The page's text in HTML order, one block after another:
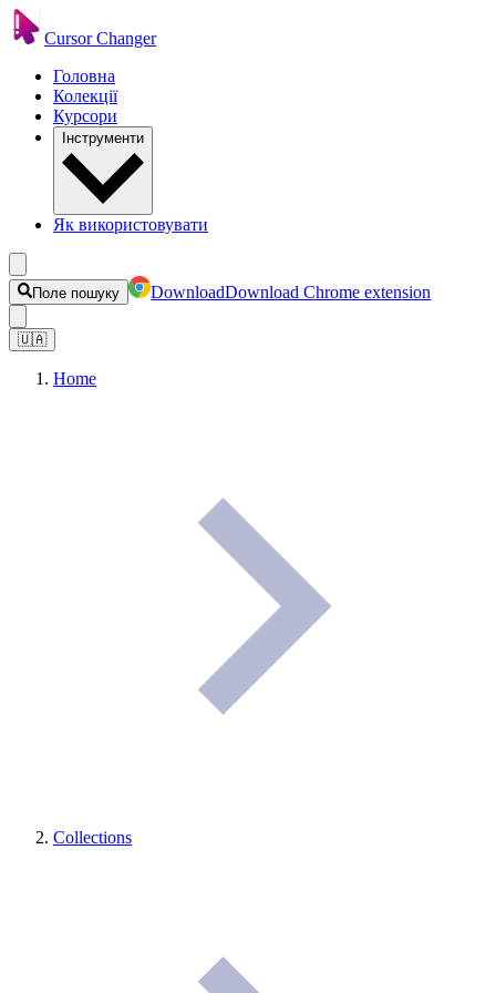
Cursor Changer
Головна
Колекції
Курсори
Інструменти
Як використовувати
Поле пошуку DownloadDownload Chrome extension
🇺🇦
Home
Collections